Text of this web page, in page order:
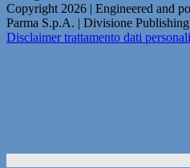
Copyright 2026 | Engineered and
Parma S.p.A. | Divisione
Disclaimer trattamento dati personali